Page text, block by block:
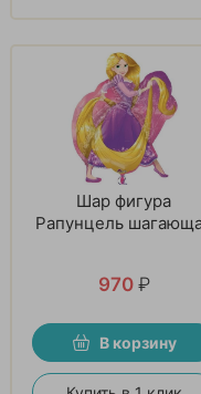
Шар фигура
Рапунцель
970 ₽
В корзину